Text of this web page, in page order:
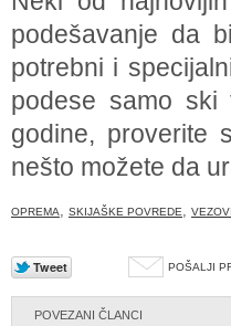
podešavanje da
potrebni i
podese samo ski
godine, proverite
nešto možete da
OPREMA, SKIJAŠKE POVREDE, VEZOVI
POŠALJI
POVEZANI ČLANCI